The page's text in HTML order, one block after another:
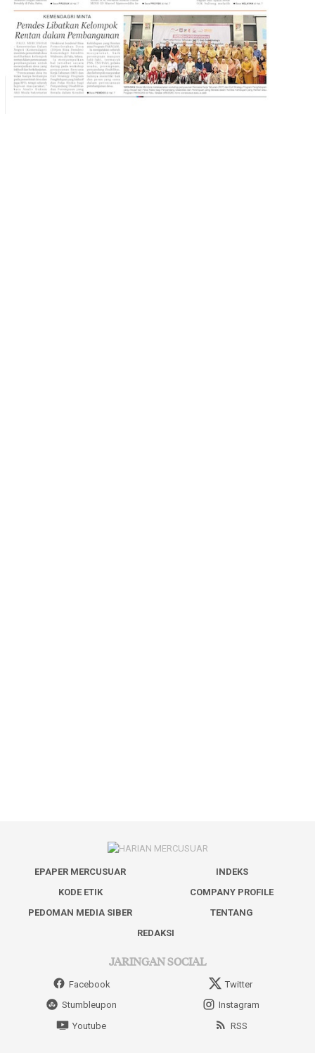
EPAPER MERCUSUAR
INDEKS
KODE ETIK
COMPANY PROFILE
PEDOMAN MEDIA SIBER
TENTANG
REDAKSI
JARINGAN SOCIAL
Facebook
Twitter
Stumbleupon
Instagram
Youtube
RSS